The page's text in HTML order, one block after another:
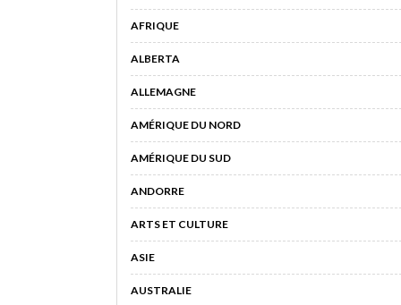
AFRIQUE
ALBERTA
ALLEMAGNE
AMÉRIQUE DU NORD
AMÉRIQUE DU SUD
ANDORRE
ARTS ET CULTURE
ASIE
AUSTRALIE